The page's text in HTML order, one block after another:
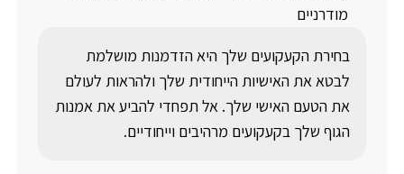
מודרניים
בחירת הקעקועים שלך היא הזדמנות מושלמת
לבטא את האישיות הייחודית שלך ולהראות לעולם
את הטעם האישי שלך. אל תפחדי להביע את אמנות
הגוף שלך בקעקועים מרהיבים וייחודיים.